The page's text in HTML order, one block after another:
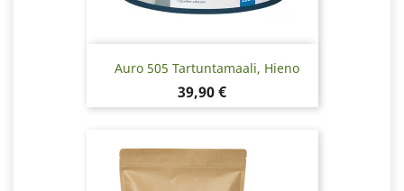
Auro 505 Tartuntamaali, Hieno
Hinta
39,90 €